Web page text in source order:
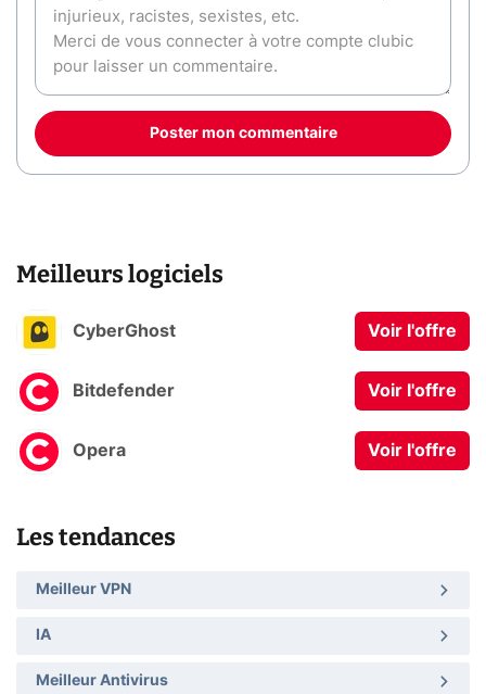
Poster mon commentaire
Meilleurs logiciels
CyberGhost Voir l'offre
Bitdefender Voir l'offre
Opera Voir l'offre
Les tendances
Meilleur VPN
IA
Meilleur Antivirus